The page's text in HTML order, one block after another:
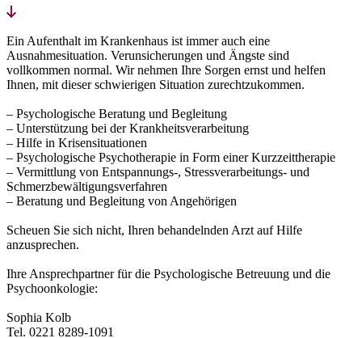
Ein Aufenthalt im Krankenhaus ist immer auch eine
Ausnahmesituation. Verunsicherungen und Ängste sind
vollkommen normal. Wir nehmen Ihre Sorgen ernst und helfen
Ihnen, mit dieser schwierigen Situation zurechtzukommen.
– Psychologische Beratung und Begleitung
– Unterstützung bei der Krankheitsverarbeitung
– Hilfe in Krisensituationen
– Psychologische Psychotherapie in Form einer Kurzzeittherapie
– Vermittlung von Entspannungs-, Stressverarbeitungs- und
Schmerzbewältigungsverfahren
– Beratung und Begleitung von Angehörigen
Scheuen Sie sich nicht, Ihren behandelnden Arzt auf Hilfe
anzusprechen.
Ihre Ansprechpartner für die Psychologische Betreuung und die
Psychoonkologie:
Sophia Kolb
Tel. 0221 8289-1091